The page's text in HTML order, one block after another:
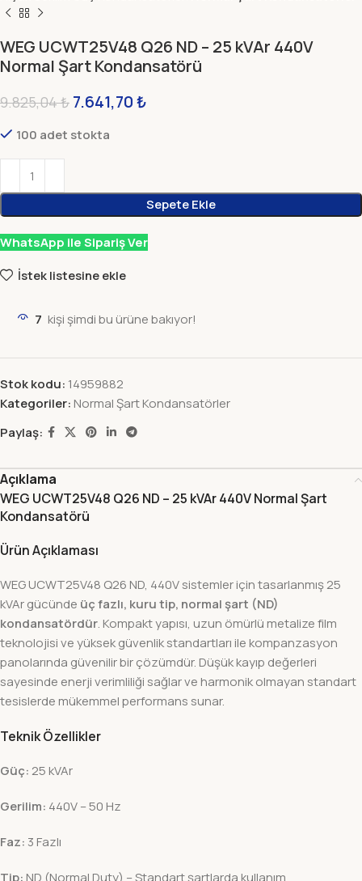
WEG UCWT25V48 Q26 ND – 25 kVAr 440V
Normal Şart Kondansatörü
9.825,04₺ 7.641,70₺
100 adet stokta
Sepete Ekle
WhatsApp ile Sipariş Ver
İstek listesine ekle
7 kişi şimdi bu ürüne bakıyor!
Stok kodu: 14959882
Kategoriler: Normal Şart Kondansatörler
Paylaş:
Açıklama
WEG UCWT25V48 Q26 ND – 25 kVAr 440V Normal Şart
Kondansatörü
Ürün Açıklaması
WEG UCWT25V48 Q26 ND, 440V sistemler için tasarlanmış 25
kVAr gücünde üç fazlı, kuru tip, normal şart (ND)
kondansatördür. Kompakt yapısı, uzun ömürlü metalize film
teknolojisi ve yüksek güvenlik standartları ile kompanzasyon
panolarında güvenilir bir çözümdür. Düşük kayıp değerleri
sayesinde enerji verimliliği sağlar ve harmonik olmayan standart
tesislerde mükemmel performans sunar.
Teknik Özellikler
Güç: 25 kVAr
Gerilim: 440V – 50 Hz
Faz: 3 Fazlı
Tip: ND (Normal Duty) – Standart şartlarda kullanım